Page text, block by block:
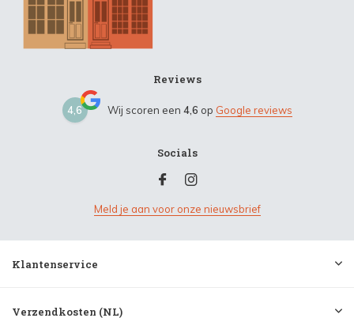
Reviews
4,6 Wij scoren een 4,6 op Google reviews
Socials
Meld je aan voor onze nieuwsbrief
Klantenservice
Verzendkosten (NL)